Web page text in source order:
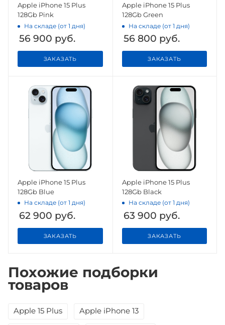
Apple iPhone 15 Plus
128Gb Pink
На складе (от 1 дня)
56 900 руб.
ЗАКАЗАТЬ
Apple iPhone 15 Plus
128Gb Green
На складе (от 1 дня)
56 800 руб.
ЗАКАЗАТЬ
Apple iPhone 15 Plus
128Gb Blue
На складе (от 1 дня)
62 900 руб.
ЗАКАЗАТЬ
Apple iPhone 15 Plus
128Gb Black
На складе (от 1 дня)
63 900 руб.
ЗАКАЗАТЬ
Похожие подборки
товаров
Apple 15 Plus Apple iPhone 13